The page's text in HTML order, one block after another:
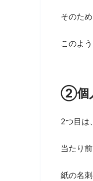
そのた
このよ
②個
2つ目は
当たり
紙の名